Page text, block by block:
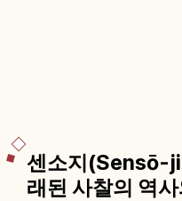
센소지(Sensō-
래된 사찰의 역